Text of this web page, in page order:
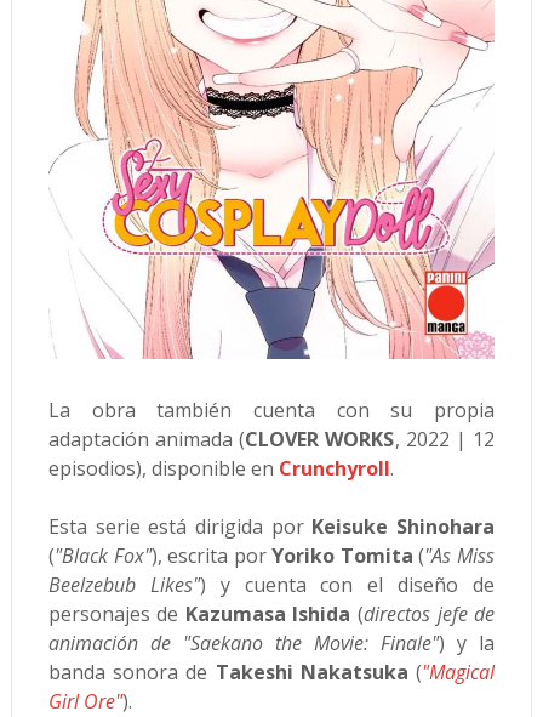
La obra también cuenta con su propia
adaptación animada (CLOVER WORKS, 2022 | 12
episodios), disponible en Crunchyroll.
Esta serie está dirigida por Keisuke Shinohara
("Black Fox"), escrita porYoriko Tomita ("As Miss
Beelzebub Likes") y cuenta con el diseño de
personajes de Kazumasa Ishida (directos jefe de
animación de "Saekano the Movie: Finale") y la
banda sonora de Takeshi Nakatsuka ("Magical
Girl Ore").